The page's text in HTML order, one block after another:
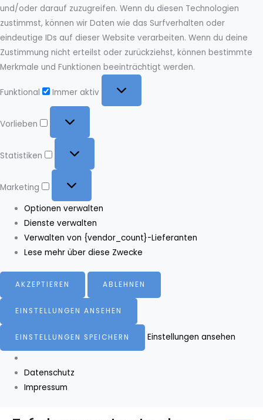
und/oder darauf zuzugreifen. Wenn du diesen Technologien
zustimmst, können wir Daten wie das Surfverhalten oder
eindeutige IDs auf dieser Website verarbeiten. Wenn du deine
Zustimmung nicht erteilst oder zurückziehst, können bestimmte
Merkmale und Funktionen beeinträchtigt werden.
Funktional
Immer aktiv
Vorlieben
Statistiken
Marketing
Optionen verwalten
Dienste verwalten
Verwalten von {vendor_count}-Lieferanten
Lese mehr über diese Zwecke
AKZEPTIEREN ABLEHNEN
EINSTELLUNGEN ANSEHEN
EINSTELLUNGEN SPEICHERN Einstellungen ansehen
Datenschutz
Impressum